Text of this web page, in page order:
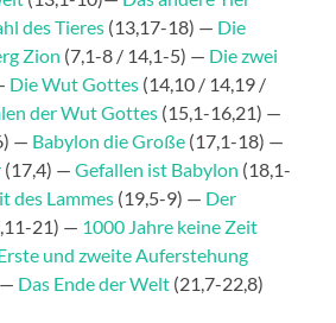
des Tieres (13,17-18) — Die
Zion (7,1-8 / 14,1-5) — Die zwei
Die Wut Gottes (14,10 / 14,19 /
der Wut Gottes (15,1-16,21) —
— Babylon die Große (17,1-18) —
(17,4) —Gefallen ist Babylon (18,1-
des Lammes (19,5-9) — Der
21) — 1000 Jahre keine Zeit
und zweite Auferstehung
Das Ende der Welt (21,7-22,8)